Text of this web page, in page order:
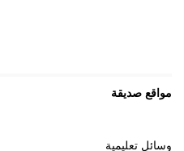
مواقع صديقة
وسائل تعليمية